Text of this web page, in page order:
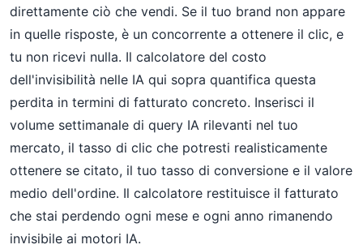
direttamente ciò che vendi. Se il tuo brand non appare
in quelle risposte, è un concorrente a ottenere il clic, e
tu non ricevi nulla. Il calcolatore del costo
dell'invisibilità nelle IA qui sopra quantifica questa
perdita in termini di fatturato concreto. Inserisci il
volume settimanale di query IA rilevanti nel tuo
mercato, il tasso di clic che potresti realisticamente
ottenere se citato, il tuo tasso di conversione e il valore
medio dell'ordine. Il calcolatore restituisce il fatturato
che stai perdendo ogni mese e ogni anno rimanendo
invisibile ai motori IA.